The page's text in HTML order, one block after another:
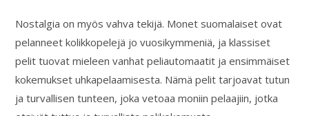
Nostalgia on myös vahva tekijä. Monet suomalaiset ovat
pelanneet kolikkopelejä jo vuosikymmeniä, ja klassiset
pelit tuovat mieleen vanhat peliautomaatit ja ensimmäiset
kokemukset uhkapelaamisesta. Nämä pelit tarjoavat tutun
ja turvallisen tunteen, joka vetoaa moniin pelaajiin, jotka